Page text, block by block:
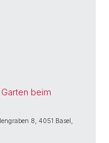
beim
8, 4051 Basel,